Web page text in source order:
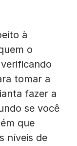
à
o
tomar a
fazer a
se você
que
níveis de